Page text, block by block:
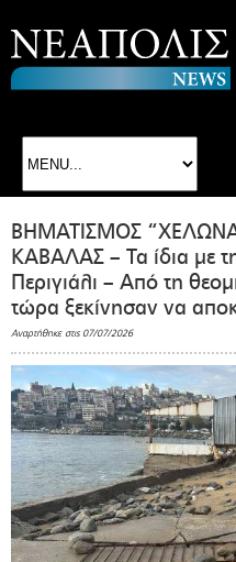
ΒΗΜΑΤΙΣΜΟΣ
ΚΑΒΑΛΑΣ – Τα ίδια με
Περιγιάλι – Από τη
τώρα ξεκίνησαν να
Αναρτήθηκε στις 07/07/2026